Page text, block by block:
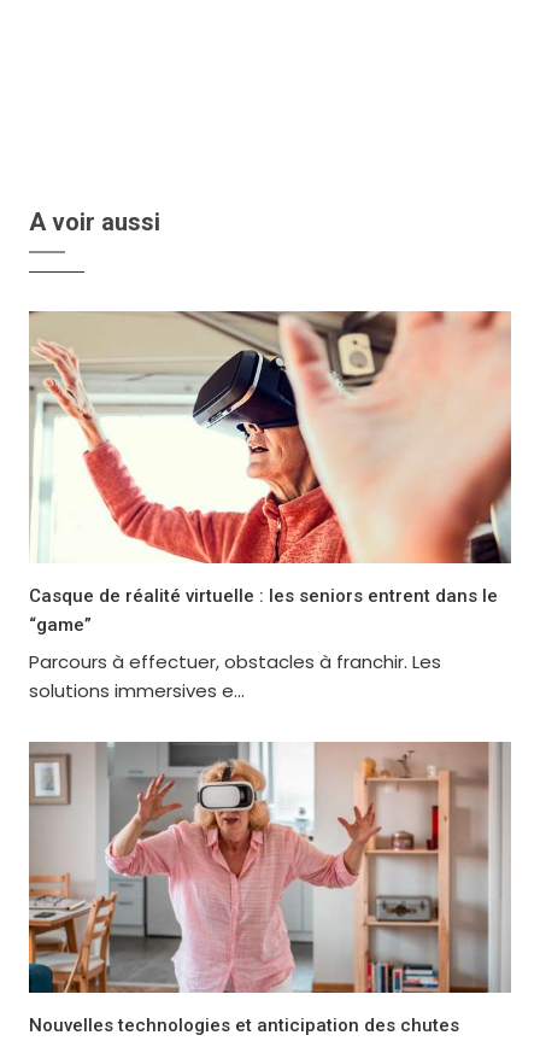
A voir aussi
Casque de réalité virtuelle : les seniors entrent dans le
“game”
Parcours à effectuer, obstacles à franchir. Les
solutions immersives e...
Nouvelles technologies et anticipation des chutes